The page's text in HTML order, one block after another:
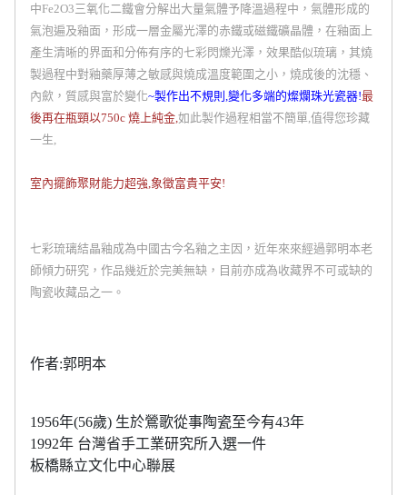
中Fe2O3三氧化二鐵會分解出大量氣體予降溫過程中，氣體形成的
氣泡遍及釉面，形成一層金屬光澤的赤鐵或磁鐵礦晶體，在釉面上
產生清晰的界面和分佈有序的七彩閃爍光澤，效果酷似琉璃，其燒
製過程中對釉藥厚薄之敏感與燒成溫度範圍之小，燒成後的沈穩、
內歛，質感與富於變化~製作出不規則,變化多端的燦爛珠光瓷器!最
後再在瓶頸以750c 燒上純金,如此製作過程相當不簡單,值得您珍藏
一生,
室內擺飾聚財能力超強,象徵富貴平安!
七彩琉璃結晶釉成為中國古今名釉之主因，近年來來經過郭明本老
師傾力研究，作品幾近於完美無缺，目前亦成為收藏界不可或缺的
陶瓷收藏品之一。
作者:郭明本
1956年(56歲) 生於鶯歌從事陶瓷至今有43年
1992年 台灣省手工業研究所入選一件
板橋縣立文化中心聯展